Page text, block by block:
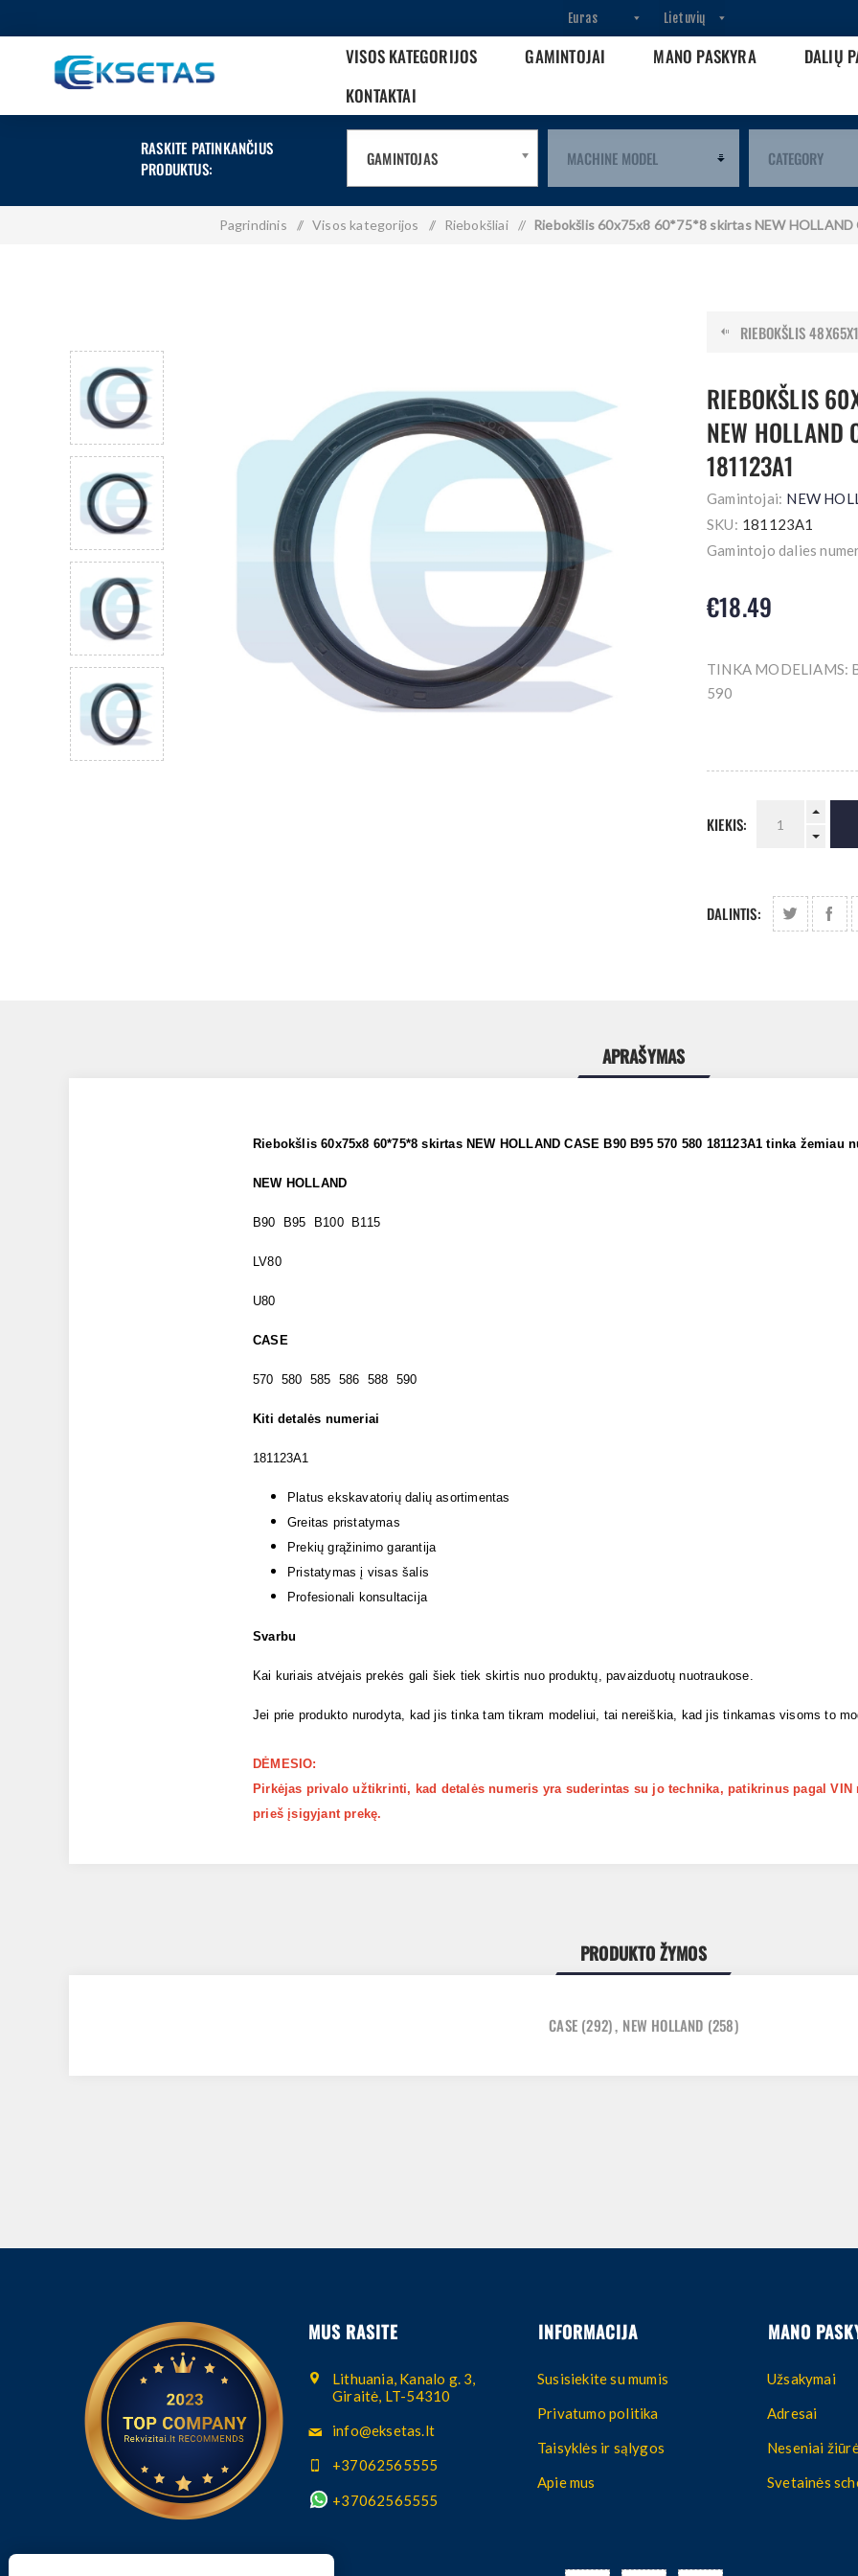
VISOS KATEGORIJOS GAMINTOJAI MANO PASKYRA
DALIŲ
KONTAKTAI
RASKITE PATINKANČIUS
PRODUKTUS:
GAMINTOJAS
Pagrindinis / Visos kategorijos / Riebokšliai / Riebokšlis 60x75x8 60*75*8 skirtas NEW
RIEBOKŠLIS
RIEBOKŠLIS
NEW
181123A1
Gamintojai: NEW
SKU: 181123A1
Gamintojo dalies
€18.49
TINKA MODELIAMS:
590
KIEKIS:
DALINTIS:
APRAŠYMAS
Riebokšlis 60x75x8 60*75*8 skirtas NEW HOLLAND CASE B90 B95 570 580 181123A1 tinka žemiau
NEW HOLLAND
B90 B95 B100 B115
LV80
U80
CASE
570 580 585 586 588 590
Kiti detalės numeriai
181123A1
Platus ekskavatorių dalių asortimentas
Greitas pristatymas
Prekių grąžinimo garantija
Pristatymas į visas šalis
Profesionali konsultacija
Svarbu
Kai kuriais atvėjais prekės gali šiek tiek skirtis nuo produktų, pavaizduotų nuotraukose.
Jei prie produkto nurodyta, kad jis tinka tam tikram modeliui, tai nereiškia, kad jis tinkamas visoms to
DĖMESIO:
Pirkėjas privalo užtikrinti, kad detalės numeris yra suderintas su jo technika, patikrinus pagal VIN
prieš įsigyjant prekę.
PRODUKTO ŽYMOS
CASE (292), NEW HOLLAND (258)
MUS RASITE
Lithuania, Kanalo g. 3,
Giraitė, LT-54310
info@eksetas.lt
+37062565555
+37062565555
INFORMACIJA
Susisiekite su mumis
Privatumo politika
Taisyklės ir sąlygos
Apie mus
MANO
Užsakymai
Adresai
Neseniai
Svetainės